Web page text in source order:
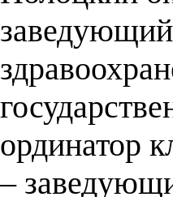
ординатор
–